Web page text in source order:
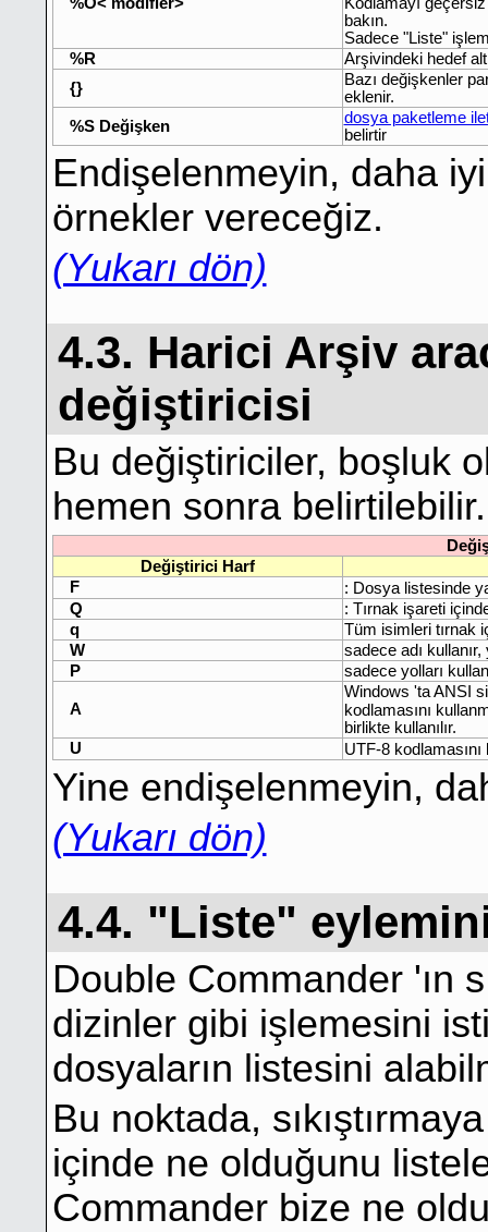
bakın.
Sadece "Liste"
%R
Arşivindeki hedef
{}
Bazı değişkenler
eklenir.
%S Değişken
dosya paketleme
belirtir
Endişelenmeyin, daha
örnekler vereceğiz.
(Yukarı dön)
4.3. Harici Arşiv
değiştiricisi
Bu değiştiriciler, boşluk
hemen sonra belirtilebilir.
Değiştirici Harf
F
: Dosya listesinde
Q
: Tırnak işareti
q
Tüm isimleri tırnak
W
sadece adı
P
sadece yolları
A
Windows 'ta ANSI
kodlamasını
birlikte kullanılır.
U
UTF-8 kodlamasını
Yine endişelenmeyin,
(Yukarı dön)
4.4. "Liste" eylemini
Double Commander 'ın
dizinler gibi işlemesini
dosyaların listesini
Bu noktada,
içinde ne olduğunu
Commander bize ne